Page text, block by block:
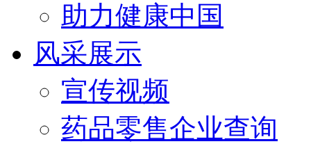
助力健康中国
风采展示
宣传视频
药品零售企业查询